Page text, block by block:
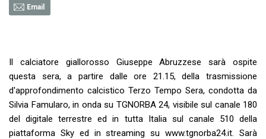
Email
Il calciatore giallorosso Giuseppe Abruzzese sarà ospite
questa sera, a partire dalle ore 21.15, della trasmissione
d'approfondimento calcistico Terzo Tempo Sera, condotta da
Silvia Famularo, in onda su TGNORBA 24, visibile sul canale 180
del digitale terrestre ed in tutta Italia sul canale 510 della
piattaforma Sky ed in streaming su www.tgnorba24.it. Sarà